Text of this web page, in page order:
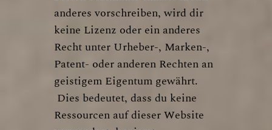
anderes vorschreiben, wird dir
keine Lizenz oder ein anderes
Recht unter Urheber-, Marken-,
Patent- oder anderen Rechten an
geistigem Eigentum gewährt.
Dies bedeutet, dass du keine
Ressourcen auf dieser Website